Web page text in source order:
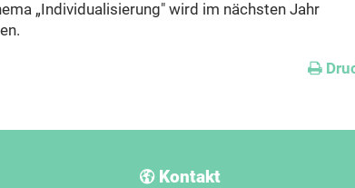
„Individualisierung" wird im nächsten Jahr
Kontakt